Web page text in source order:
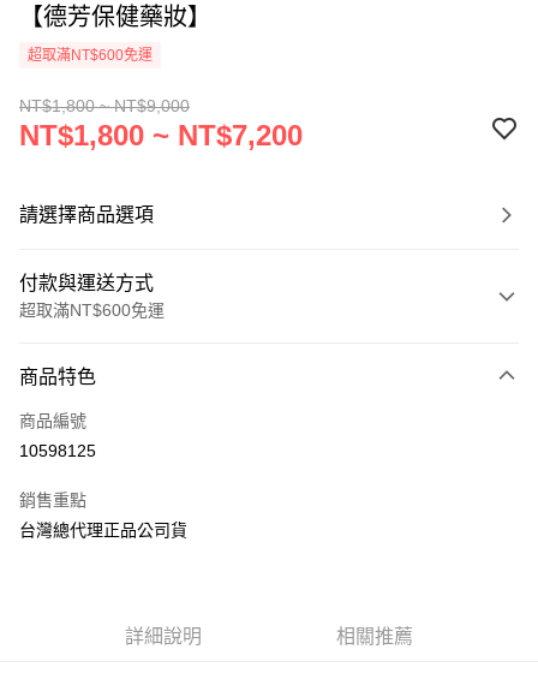
【德芳保健藥妝】
超取滿NT$600免運
NT$1,800 ~ NT$9,000
NT$1,800 ~ NT$7,200
請選擇商品選項
付款與運送方式
超取滿NT$600免運
信用卡一次付款
超商取貨付款
Apple Pay
商品特色
商品編號
10598125
銷售重點
台灣總代理正品公司貨
詳細說明 相關推薦